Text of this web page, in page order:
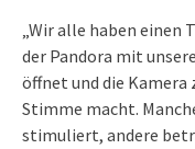
„Wir alle haben einen
der Pandora mit
öffnet und die
Stimme macht.
stimuliert, andere